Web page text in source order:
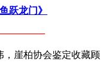
跃龙门》
，崖柏协会鉴定收藏顾